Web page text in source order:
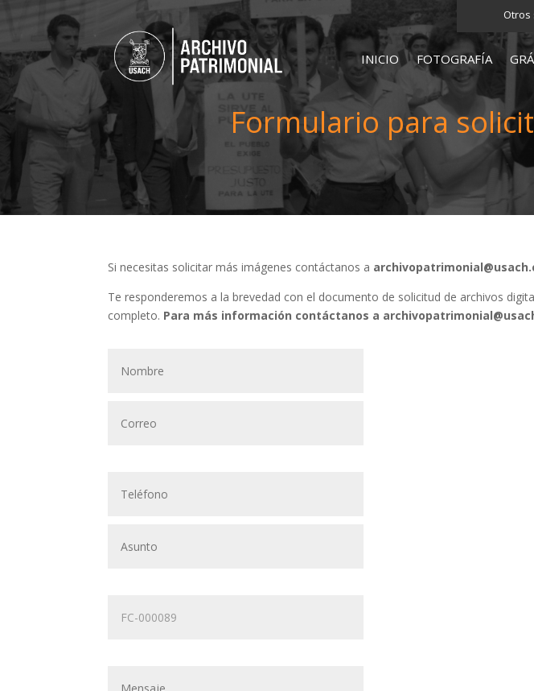
Otros
INICIO FOTOGRAFÍA
Formulario para
Si necesitas solicitar más imágenes contáctanos a
Te responderemos a la brevedad con el documento de solicitud de archivos
completo. Para más información contáctanos a